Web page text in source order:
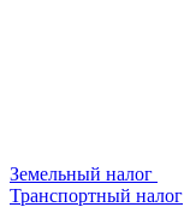
Земельный налог
Транспортный налог